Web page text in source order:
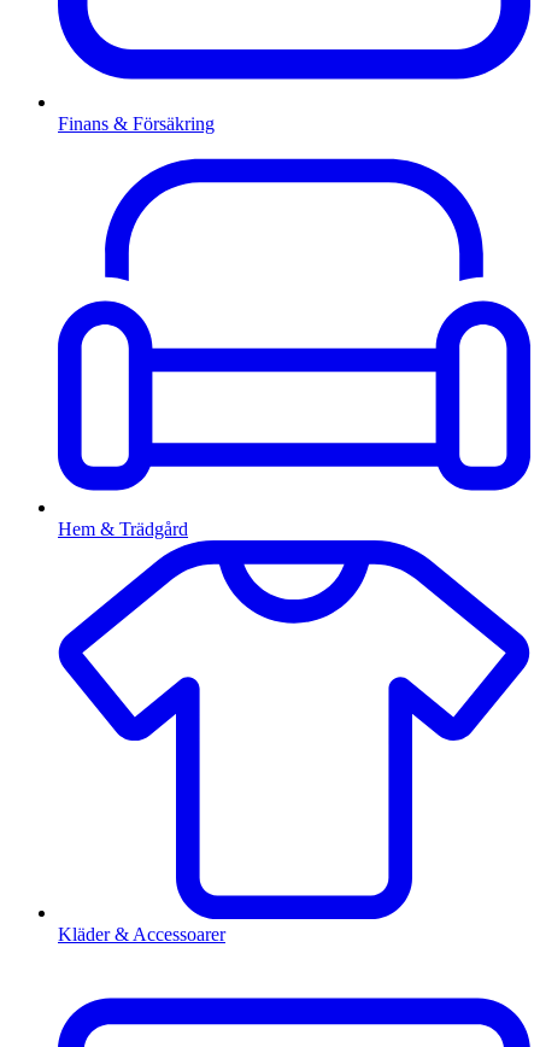
Finans & Försäkring
Hem & Trädgård
Kläder & Accessoarer